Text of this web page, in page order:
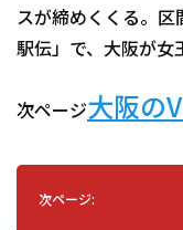
スが締めくくる。区
駅伝」で、大阪が女
次ページ大阪の
次ページ: